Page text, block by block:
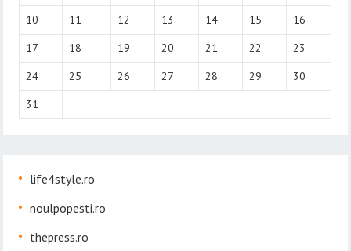
10
11 12 13 14 15
16
17
18 19 20 21 22
23
24
25 26 27 28 29
30
31
life4style.ro
noulpopesti.ro
thepress.ro